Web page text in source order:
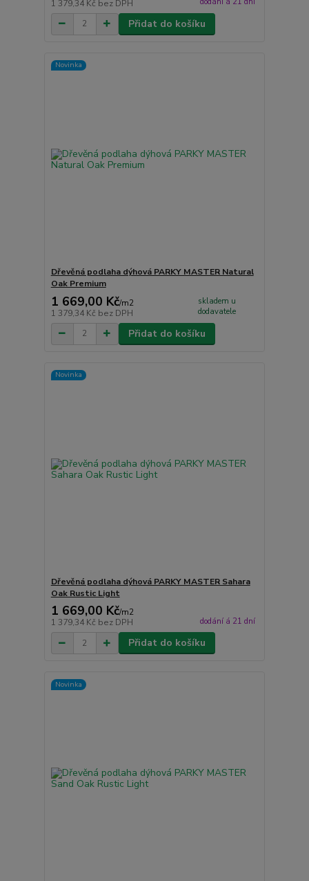
1 379,34 Kč bez DPH
Přidat do košíku
Novinka
Dřevěná podlaha dýhová PARKY MASTER Natural
Oak Premium
1 669,00 Kč/m2
1 379,34 Kč bez DPH
skladem u
dodavatele
Přidat do košíku
Novinka
Dřevěná podlaha dýhová PARKY MASTER Sahara
Oak Rustic Light
1 669,00 Kč/m2
1 379,34 Kč bez DPH dodání á 21 dní
Přidat do košíku
Novinka